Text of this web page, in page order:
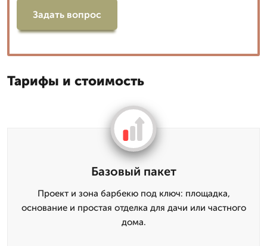
Задать вопрос
Тарифы и стоимость
Базовый пакет
Проект и зона барбекю под ключ: площадка,
основание и простая отделка для дачи или частного
дома.